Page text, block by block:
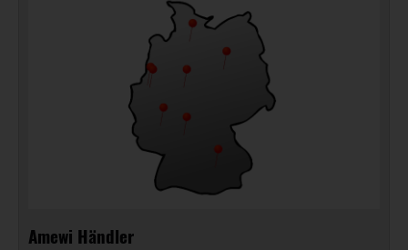
Amewi Händler